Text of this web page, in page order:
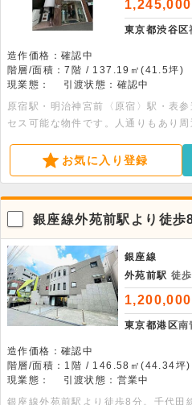
1,245,000
東京都渋谷区
造作価格：確認中
階層/面積：7階 / 137.19㎡(41.5坪)
現業態：
引渡状態：確認中
原宿駅・明治神宮前〈原宿〉駅・表
セス可能な物件です。人通りもあり
お気に入り登録
銀座線外苑前駅より徒歩
銀座線
外苑前駅 徒歩
1,200,000
東京都港区南
造作価格：確認中
階層/面積：1階 / 146.58㎡(44.34坪)
現業態：
引渡状態：営業中
銀座線外苑前駅より徒歩8分。千代田